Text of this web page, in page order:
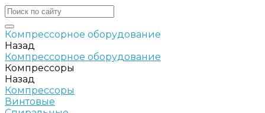
Компрессорное оборудование
Назад
Компрессорное оборудование
Компрессоры
Назад
Компрессоры
Винтовые